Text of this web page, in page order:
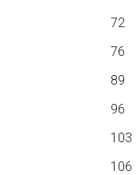
72
76
89
96
103
106